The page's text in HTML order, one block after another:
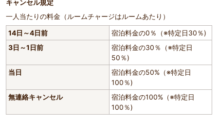
キャンセル規定
一人当たりの料金（ルームチャージはルームあたり）
14日～4日前
宿泊料金の0％（※特定日30％)
3日～1日前
宿泊料金の30％（※特定日
50％)
当日
宿泊料金の50%（※特定日
100％)
無連絡キャンセル
宿泊料金の100%（※特定日
100％)